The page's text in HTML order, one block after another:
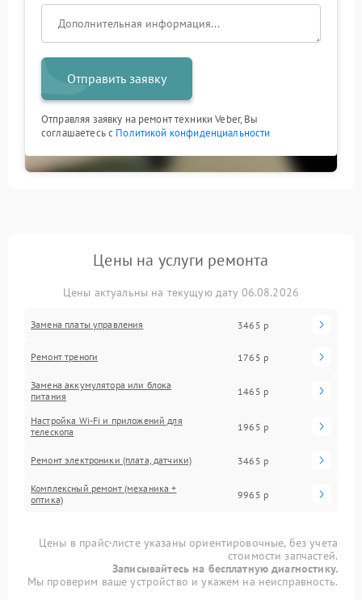
Отправить заявку
Отправляя заявку на ремонт техники Veber, Вы
соглашаетесь с Политикой конфиденциальности
Цены на услуги ремонта
Цены актуальны на текущую дату 06.08.2026
Замена платы управления 3465 р
Ремонт треноги 1765 р
Замена аккумулятора или блока
питания
1465 р
Настройка Wi-Fi и приложений для
телескопа
1965 р
Ремонт электроники (плата, датчики) 3465 р
Комплексный ремонт (механика +
оптика)
9965 р
Цены в прайс-листе указаны ориентировочные, без учета
стоимости запчастей.
Записывайтесь на бесплатную диагностику.
Мы проверим ваше устройство и укажем на неисправность.